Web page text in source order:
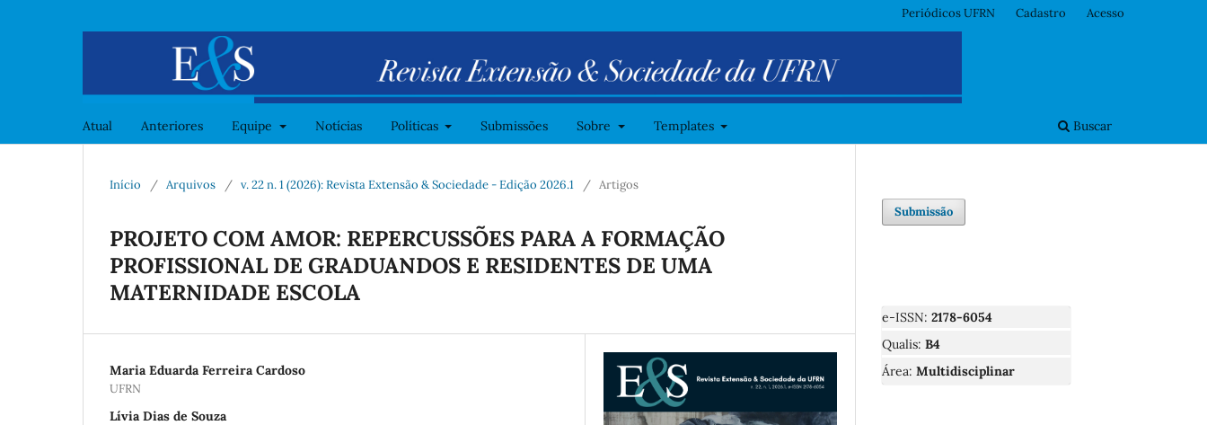
Atual Anteriores Equipe Notícias Políticas Submissões Sobre Templates Buscar
Periódicos UFRN Cadastro Acesso
Início / Arquivos / v. 22 n. 1 (2026): Revista Extensão & Sociedade - Edição 2026.1 / Artigos
PROJETO COM AMOR: REPERCUSSÕES PARA A FORMAÇÃO
PROFISSIONAL DE GRADUANDOS E RESIDENTES DE UMA
MATERNIDADE ESCOLA
Maria Eduarda Ferreira Cardoso
UFRN
Lívia Dias de Souza
Submissão
e-ISSN: 2178-6054
Qualis: B4
Área: Multidisciplinar